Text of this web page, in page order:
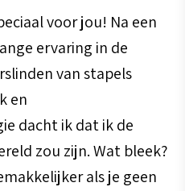
voor jou! Na een
ervaring in de
van stapels
en
dacht ik dat ik de
zou zijn. Wat bleek?
als je geen